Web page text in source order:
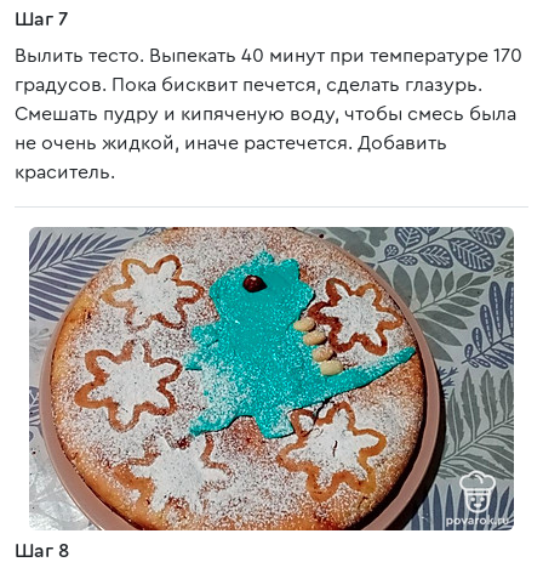
Шаг 7
Вылить тесто. Выпекать 40 минут при температуре 170
градусов. Пока бисквит печется, сделать глазурь.
Смешать пудру и кипяченую воду, чтобы смесь была
не очень жидкой, иначе растечется. Добавить
краситель.
Шаг 8